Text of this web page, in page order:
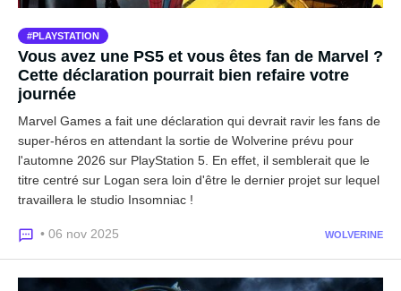
PLAYSTATION
Vous avez une PS5 et vous êtes fan de Marvel ?
Cette déclaration pourrait bien refaire votre
journée
Marvel Games a fait une déclaration qui devrait ravir les fans de
super-héros en attendant la sortie de Wolverine prévu pour
l'automne 2026 sur PlayStation 5. En effet, il semblerait que le
titre centré sur Logan sera loin d'être le dernier projet sur lequel
travaillera le studio Insomniac !
• 06 nov 2025 WOLVERINE